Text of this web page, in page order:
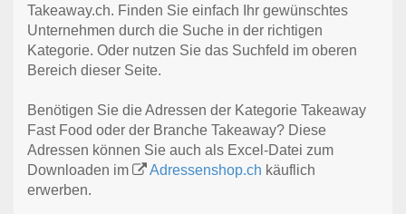
Takeaway.ch. Finden Sie einfach Ihr gewünschtes
Unternehmen durch die Suche in der richtigen
Kategorie. Oder nutzen Sie das Suchfeld im oberen
Bereich dieser Seite.
Benötigen Sie die Adressen der Kategorie Takeaway
Fast Food oder der Branche Takeaway? Diese
Adressen können Sie auch als Excel-Datei zum
Downloaden im
Adressenshop.ch käuflich
erwerben.